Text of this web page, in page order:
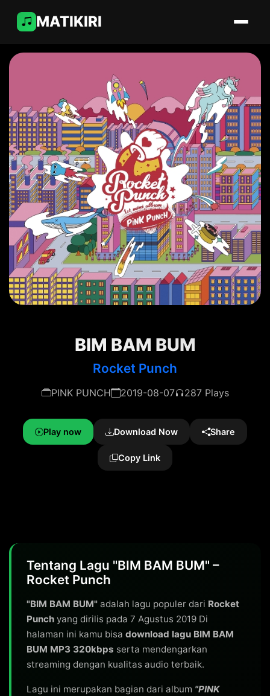
MATIKIRI
BIM BAM BUM
Rocket Punch
PINK PUNCH 2019-08-07 287 Plays
Play now Download Now Share
Copy Link
Tentang Lagu "BIM BAM BUM" –
Rocket Punch
"BIM BAM BUM" adalah lagu populer dari Rocket
Punch yang dirilis pada 7 Agustus 2019 Di
halaman ini kamu bisa download lagu BIM BAM
BUM MP3 320kbps serta mendengarkan
streaming dengan kualitas audio terbaik.
Lagu ini merupakan bagian dari album "PINK